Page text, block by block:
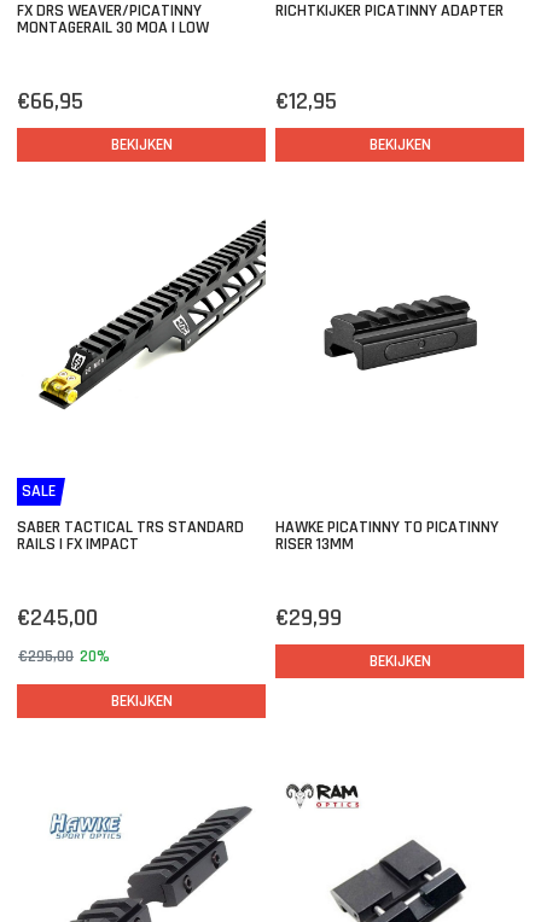
FX DRS WEAVER/PICATINNY
MONTAGERAIL 30 MOA | LOW
€66,95
BEKIJKEN
RICHTKIJKER PICATINNY ADAPTER
€12,95
BEKIJKEN
SALE
SABER TACTICAL TRS STANDARD
RAILS | FX IMPACT
€245,00
€295,00 20%
BEKIJKEN
HAWKE PICATINNY TO PICATINNY
RISER 13MM
€29,99
BEKIJKEN